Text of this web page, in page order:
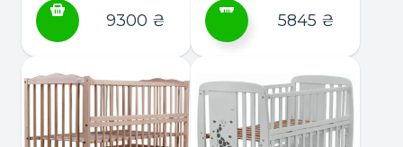
колеса
9300 ₴
Дубик-М
має
кілька
варіантів.
5845 ₴